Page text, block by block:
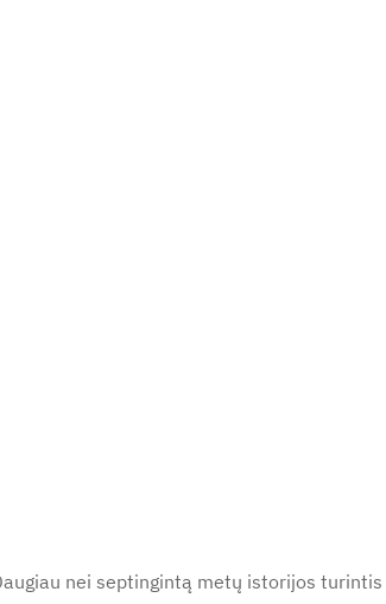
nei septingintą metų istorijos turintis